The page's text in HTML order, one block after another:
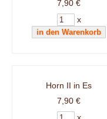
7,90 €
x
Horn II in Es
7,90 €